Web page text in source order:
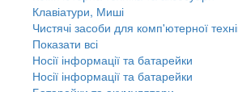
Клавіатури, Миші
Чистячі засоби для комп'ютерної
Показати всі
Носії інформації та батарейки
Носії інформації та батарейки